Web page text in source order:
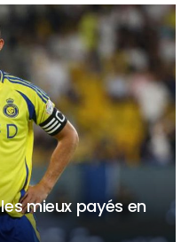
mieux payés en